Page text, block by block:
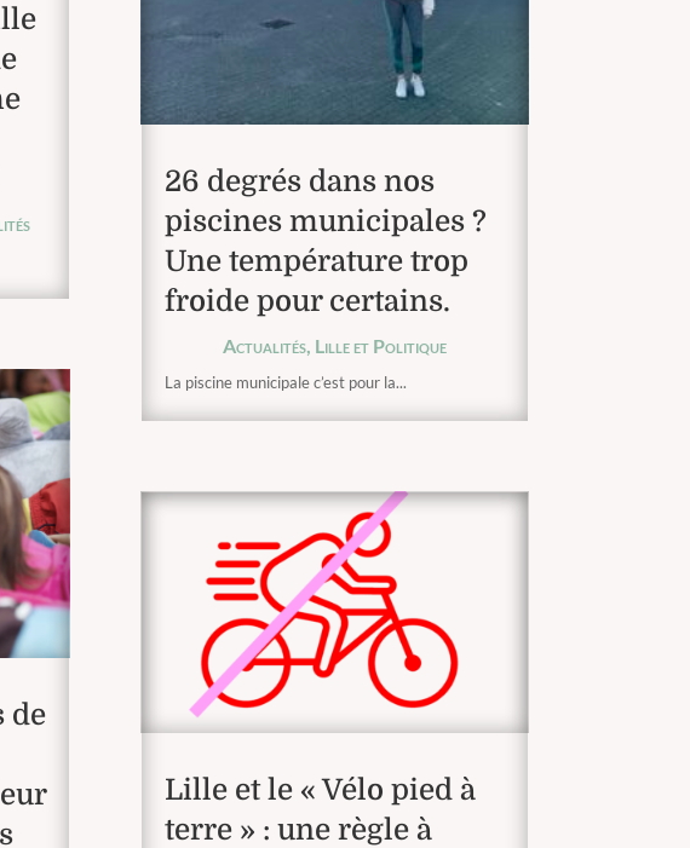
de
26 degrés dans nos
piscines municipales ?
Une température trop
froide pour certains.
Actualités, Lille et Politique
La piscine municipale c’est pour la...
Lille et le « Vélo pied à
terre » : une règle à